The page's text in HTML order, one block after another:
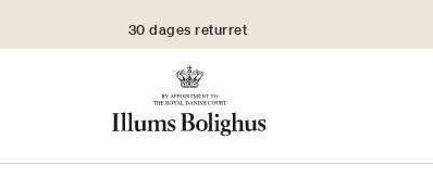
30 dages returret